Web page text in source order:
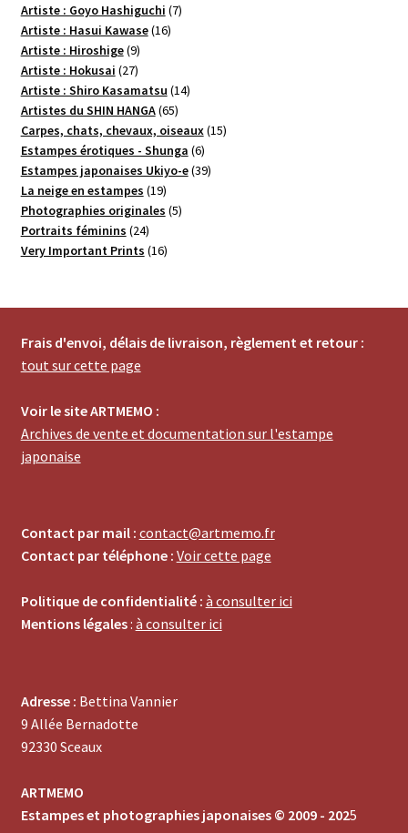
produits
Artiste : Goyo Hashiguchi 77
Artiste : Hasui Kawase 1616
Artiste : Hiroshige 99
produits
Artiste : Hokusai 2727
produits
Artiste : Shiro Kasamatsu 1414
Artistes du SHIN HANGA 6565
produits
Carpes, chats, chevaux, oiseaux 1515
Estampes érotiques - Shunga 66
produits
Estampes japonaises Ukiyo-e 3939
La neige en estampes 1919
produits
Photographies originales 55
Portraits féminins 2424
produits
Very Important Prints 1616
Frais d'envoi, délais de livraison, règlement et retour :
tout sur cette page
Voir le site ARTMEMO :
Archives de vente et documentation sur l'estampe
japonaise
Contact par mail : contact@artmemo.fr
Contact par téléphone : Voir cette page
Politique de confidentialité : à consulter ici
Mentions légales: à consulter ici
Adresse : Bettina Vannier
9 Allée Bernadotte
92330 Sceaux
ARTMEMO
Estampes et photographies japonaises © 2009 - 2025